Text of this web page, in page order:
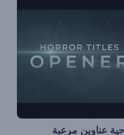
عناوين مرعبة